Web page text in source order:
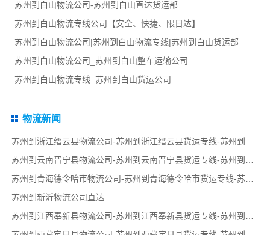
苏州到白山物流公司-苏州到白山直达货运部
苏州到白山物流专线公司【安全、快捷、限日达】
苏州到白山物流公司|苏州到白山物流专线|苏州到白山货运部
苏州到白山物流公司_苏州到白山整车运输公司
苏州到白山物流专线_苏州到白山货运公司
物流新闻
苏州到青海德令哈市物流公司-苏州到青海德令哈市货运专线-苏州到青海德令哈市货运部
苏州到新沂物流公司直达